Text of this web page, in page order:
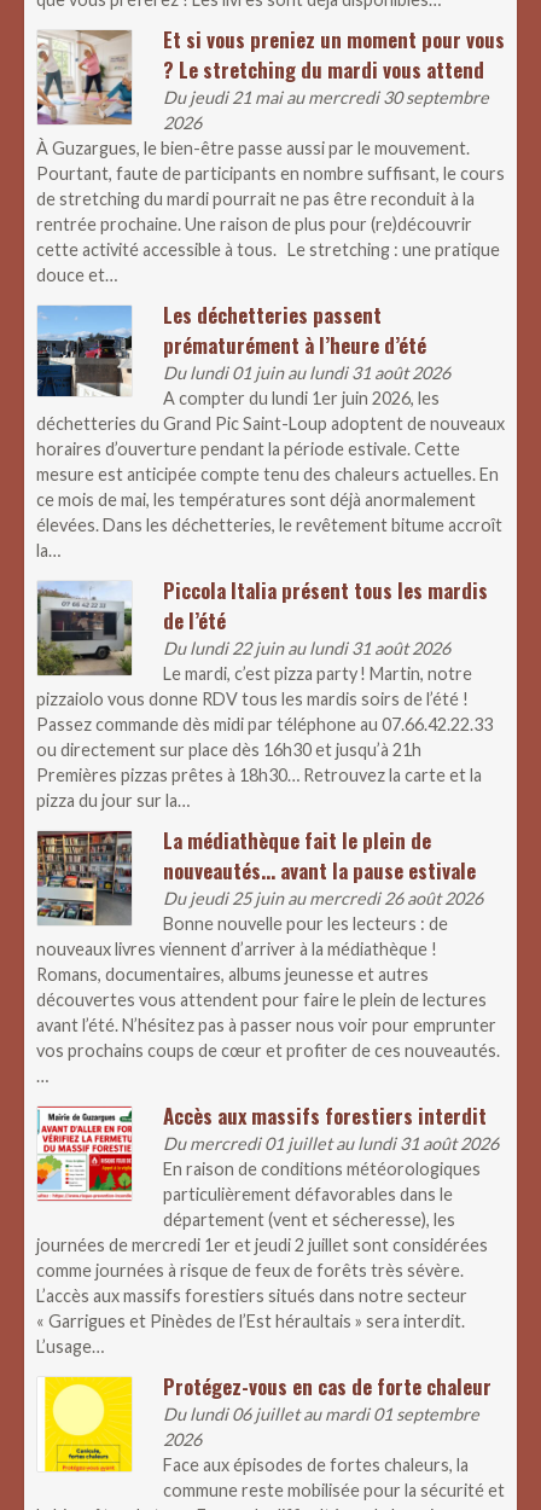
Et si vous preniez un moment pour vous
? Le stretching du mardi vous attend
Du jeudi 21 mai au mercredi 30 septembre
2026
À Guzargues, le bien-être passe aussi par le mouvement.
Pourtant, faute de participants en nombre suffisant, le cours
de stretching du mardi pourrait ne pas être reconduit à la
rentrée prochaine. Une raison de plus pour (re)découvrir
cette activité accessible à tous. Le stretching : une pratique
douce et…
Les déchetteries passent
prématurément à l’heure d’été
Du lundi 01 juin au lundi 31 août 2026
A compter du lundi 1er juin 2026, les
déchetteries du Grand Pic Saint-Loup adoptent de nouveaux
horaires d’ouverture pendant la période estivale. Cette
mesure est anticipée compte tenu des chaleurs actuelles. En
ce mois de mai, les températures sont déjà anormalement
élevées. Dans les déchetteries, le revêtement bitume accroît
la…
Piccola Italia présent tous les mardis
de l’été
Du lundi 22 juin au lundi 31 août 2026
Le mardi, c’est pizza party ! Martin, notre
pizzaiolo vous donne RDV tous les mardis soirs de l’été !
Passez commande dès midi par téléphone au 07.66.42.22.33
ou directement sur place dès 16h30 et jusqu’à 21h
Premières pizzas prêtes à 18h30… Retrouvez la carte et la
pizza du jour sur la…
La médiathèque fait le plein de
nouveautés… avant la pause estivale
Du jeudi 25 juin au mercredi 26 août 2026
Bonne nouvelle pour les lecteurs : de
nouveaux livres viennent d’arriver à la médiathèque !
Romans, documentaires, albums jeunesse et autres
découvertes vous attendent pour faire le plein de lectures
avant l’été. N’hésitez pas à passer nous voir pour emprunter
vos prochains coups de cœur et profiter de ces nouveautés.
…
Accès aux massifs forestiers interdit
Du mercredi 01 juillet au lundi 31 août 2026
En raison de conditions météorologiques
particulièrement défavorables dans le
département (vent et sécheresse), les
journées de mercredi 1er et jeudi 2 juillet sont considérées
comme journées à risque de feux de forêts très sévère.
L’accès aux massifs forestiers situés dans notre secteur
« Garrigues et Pinèdes de l’Est héraultais » sera interdit.
L’usage…
Protégez-vous en cas de forte chaleur
Du lundi 06 juillet au mardi 01 septembre
2026
Face aux épisodes de fortes chaleurs, la
commune reste mobilisée pour la sécurité et